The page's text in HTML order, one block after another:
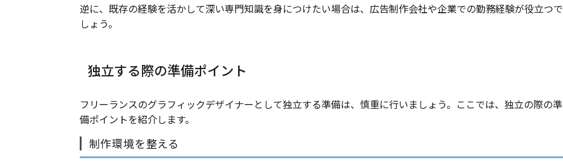
逆に、既存の経験を活かして深い専門知識を身につけたい場合は、広告制作会社や企業での勤務経験が役立つで
しょう。
独立する際の準備ポイント
フリーランスのグラフィックデザイナーとして独立する準備は、慎重に行いましょう。ここでは、独立の際の準
備ポイントを紹介します。
制作環境を整える